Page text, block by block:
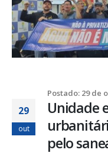
Postado: 29 de
29
out
Unidade
pelo